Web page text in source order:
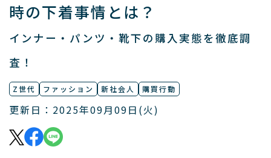
時の下着事情とは？
インナー・パンツ・靴下の購入実態を徹底調
査！
Z世代 ファッション 新社会人 購買行動
更新日：2025年09月09日(火)